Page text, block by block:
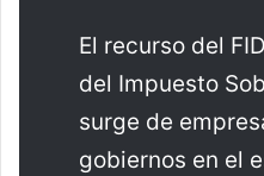
El recurso del
del Impuesto
surge de
gobiernos en el